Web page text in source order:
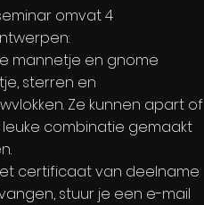
omvat 4
mannetje en gnome
sterren en
Ze kunnen apart of
leuke combinatie gemaakt
certificaat van deelname
stuur je een e-mail